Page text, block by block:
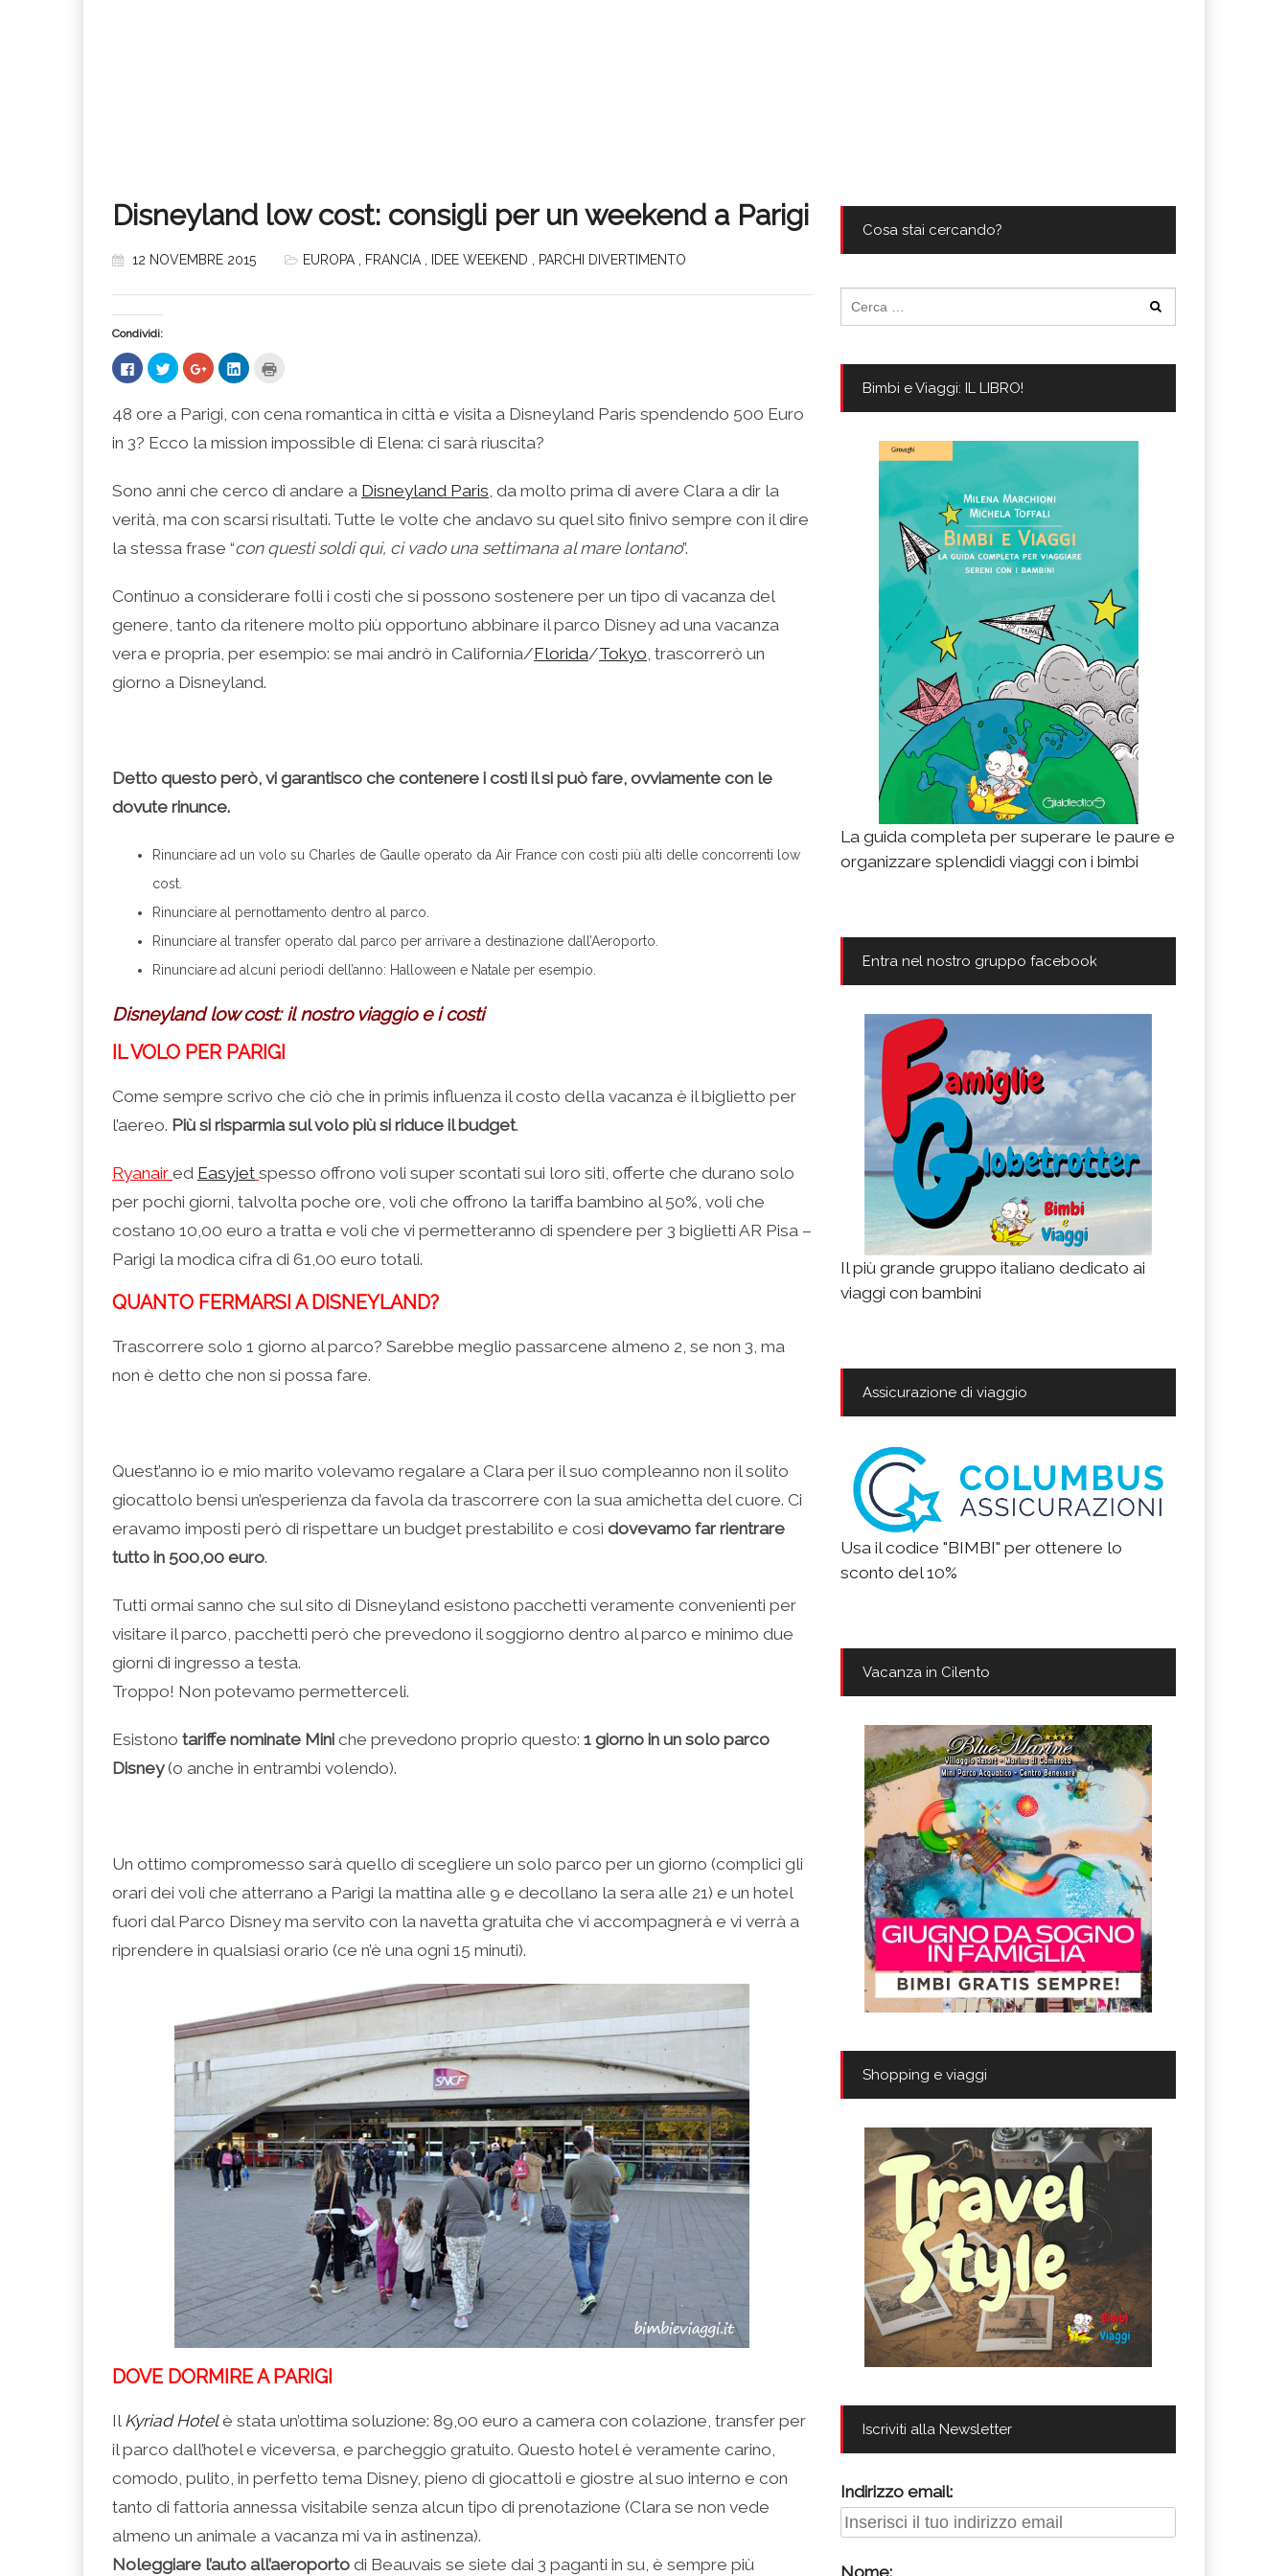
Disneyland low cost: consigli per un weekend a Parigi
12 NOVEMBRE 2015 EUROPA FRANCIA IDEE WEEKEND PARCHI DIVERTIMENTO
Condividi:
Fai
clic
su
Facebook
(Si
apre
finestra)
Fai
clic
condividere
su
Twitter
(Si
nuova
Fai
clic
condividere
su
Google+
(Si
nuova
Fai
clic
condividere
su
LinkedIn
(Si
nuova
stampare
(Si
in
una
48 ore a Parigi, con cena romantica in città e visita a Disneyland Paris spendendo 500 Euro
in 3? Ecco la mission impossible di Elena: ci sarà riuscita?
Sono anni che cerco di andare a Disneyland Paris , da molto prima di avere Clara a dir la
verità, ma con scarsi risultati. Tutte le volte che andavo su quel sito finivo sempre con il dire
la stessa frase “con questi soldi qui, ci vado una settimana al mare lontano”.
Continuo a considerare folli i costi che si possono sostenere per un tipo di vacanza del
genere, tanto da ritenere molto più opportuno abbinare il parco Disney ad una vacanza
vera e propria, per esempio: se mai andrò in California/Florida/Tokyo , trascorrerò un
giorno a Disneyland.
Detto questo però, vi garantisco che contenere i costi il si può fare, ovviamente con le
dovute rinunce.
Rinunciare ad un volo su Charles de Gaulle operato da Air France con costi più alti delle concorrenti low
cost.
Rinunciare al pernottamento dentro al parco.
Rinunciare al transfer operato dal parco per arrivare a destinazione dall’Aeroporto.
Rinunciare ad alcuni periodi dell’anno: Halloween e Natale per esempio.
Disneyland low cost: il nostro viaggio e i costi
IL VOLO PER PARIGI
Come sempre scrivo che ciò che in primis influenza il costo della vacanza è il biglietto per
l’aereo. Più si risparmia sul volo più si riduce il budget.
Ryanair ed Easyjet spesso offrono voli super scontati sui loro siti, offerte che durano solo
per pochi giorni, talvolta poche ore, voli che offrono la tariffa bambino al 50%, voli che
costano 10,00 euro a tratta e voli che vi permetteranno di spendere per 3 biglietti AR Pisa –
Parigi la modica cifra di 61,00 euro totali.
QUANTO FERMARSI A DISNEYLAND?
Trascorrere solo 1 giorno al parco? Sarebbe meglio passarcene almeno 2, se non 3, ma
non è detto che non si possa fare.
Quest’anno io e mio marito volevamo regalare a Clara per il suo compleanno non il solito
giocattolo bensì un’esperienza da favola da trascorrere con la sua amichetta del cuore. Ci
eravamo imposti però di rispettare un budget prestabilito e così dovevamo far rientrare
tutto in 500,00 euro.
Tutti ormai sanno che sul sito di Disneyland esistono pacchetti veramente convenienti per
visitare il parco, pacchetti però che prevedono il soggiorno dentro al parco e minimo due
giorni di ingresso a testa.
Troppo! Non potevamo permetterceli.
Esistono tariffe nominate Mini che prevedono proprio questo: 1 giorno in un solo parco
Disney(o anche in entrambi volendo).
Un ottimo compromesso sarà quello di scegliere un solo parco per un giorno (complici gli
orari dei voli che atterrano a Parigi la mattina alle 9 e decollano la sera alle 21) e un hotel
fuori dal Parco Disney ma servito con la navetta gratuita che vi accompagnerà e vi verrà a
riprendere in qualsiasi orario (ce n’è una ogni 15 minuti).
DOVE DORMIRE A PARIGI
Il Kyriad Hotelè stata un’ottima soluzione: 89,00 euro a camera con colazione, transfer per
il parco dall’hotel e viceversa, e parcheggio gratuito. Questo hotel è veramente carino,
comodo, pulito, in perfetto tema Disney, pieno di giocattoli e giostre al suo interno e con
tanto di fattoria annessa visitabile senza alcun tipo di prenotazione (Clara se non vede
almeno un animale a vacanza mi va in astinenza).
Noleggiare l’auto all’aeroporto di Beauvais se siete dai 3 paganti in su, è sempre più
Cosa stai cercando?
per:
Bimbi e Viaggi: IL LIBRO!
La guida completa per superare le paure e
organizzare splendidi viaggi con i bimbi
Entra nel nostro gruppo facebook
Il più grande gruppo italiano dedicato ai
viaggi con bambini
Assicurazione di viaggio
Usa il codice "BIMBI" per ottenere lo
sconto del 10%
Vacanza in Cilento
Shopping e viaggi
Iscriviti alla Newsletter
Indirizzo email: